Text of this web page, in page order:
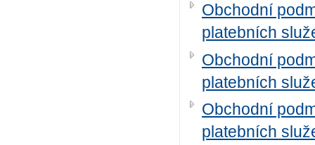
Obchodní
platebních
Obchodní
platebních
Obchodní
platebních